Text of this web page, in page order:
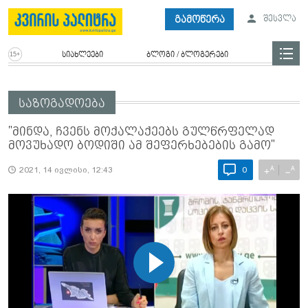
გამოწერა შესვლა
სიახლეები ბლოგი / ბლოგერები
საზოგადოება
"მინდა, ჩვენს მოქალაქეებს გულწრფელად
მოვუხადო ბოდიში ამ შეფერხებების გამო"
2021, 14 ივლისი, 12:43 0 +A −A